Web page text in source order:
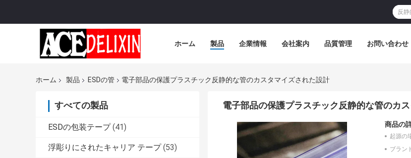
ホーム 製品 企業情報 会社案内 品質管理 お問い合わせ
ホーム 製品 ESDの管 電子部品の保護プラスチック反静的な管のカスタマイズされた設計
すべての製品
ESDの包装テープ (41)
浮彫りにされたキャリア テープ (53)
電子部品の保護プラスチック反静的な管のカ
商品の
起源の
ブラン